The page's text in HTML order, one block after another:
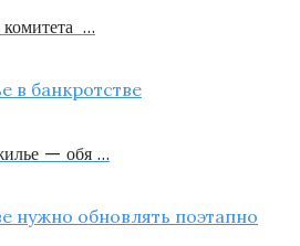
комитета …
— обя …